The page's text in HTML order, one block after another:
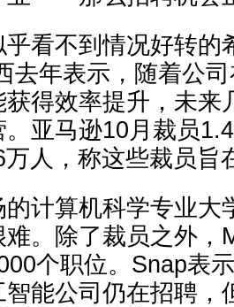
看不到情况好转的
去年表示，随着公
得效率提升，未来
亚马逊10月裁员
人，称这些裁员旨
计算机科学专业大
。除了裁员之外，
个职位。Snap表
能公司仍在招聘，